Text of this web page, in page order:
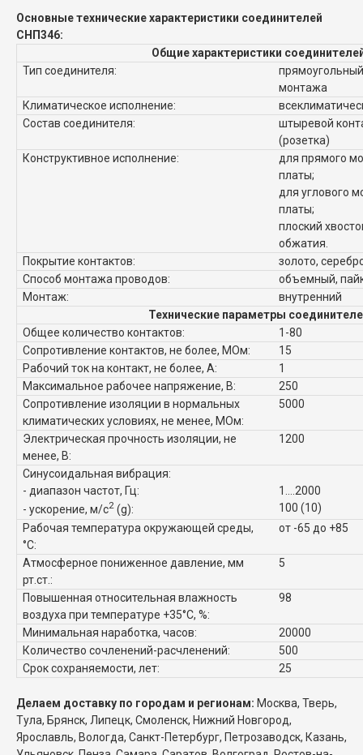
Основные технические характеристики соединителей
СНП346:
Общие характеристики
Тип соединителя:
монтажа
Климатическое исполнение:
Состав соединителя:
штыревой
(розетка)
Конструктивное исполнение:
для прямого
платы;
для углового
платы;
плоский
обжатия.
Покрытие контактов:
золото,
Способ монтажа проводов:
объемный,
Монтаж:
внутренний
Технические параметры
Общее количество контактов:
1-80
Сопротивление контактов, не более, МОм:
15
Рабочий ток на контакт, не более, А:
1
Максимальное рабочее напряжение, В:
250
Сопротивление изоляции в нормальных
климатических условиях, не менее, МОм:
5000
Электрическая прочность изоляции, не
менее, В:
1200
Синусоидальная вибрация:
- диапазон частот, Гц:
- ускорение, м/с2 (g):
1....2000
100 (10)
Рабочая температура окружающей среды,
°C:
от -65 до +85
Атмосферное пониженное давление, мм
рт.ст.:
5
Повышенная относительная влажность
воздуха при температуре +35°C, %:
98
Минимальная наработка, часов:
20000
Количество сочленений-расчленений:
500
Срок сохраняемости, лет:
25
Делаем доставку по городам и регионам: Москва, Тверь,
Тула, Брянск, Липецк, Смоленск, Нижний Новгород,
Ярославль, Вологда, Санкт-Петербург, Петрозаводск, Казань,